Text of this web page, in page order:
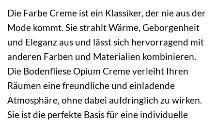
Die Farbe Creme ist ein Klassiker, der nie aus der
Mode kommt. Sie strahlt Wärme, Geborgenheit
und Eleganz aus und lässt sich hervorragend mit
anderen Farben und Materialien kombinieren.
Die Bodenfliese Opium Creme verleiht Ihren
Räumen eine freundliche und einladende
Atmosphäre, ohne dabei aufdringlich zu wirken.
Sie ist die perfekte Basis für eine individuelle